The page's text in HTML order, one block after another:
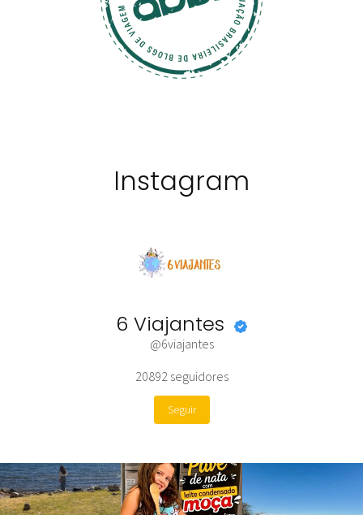
Instagram
6 Viajantes
@6viajantes
20892 seguidores
Seguir